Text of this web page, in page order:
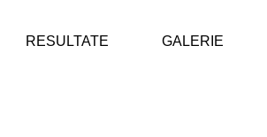
RESULTATE GALERIE